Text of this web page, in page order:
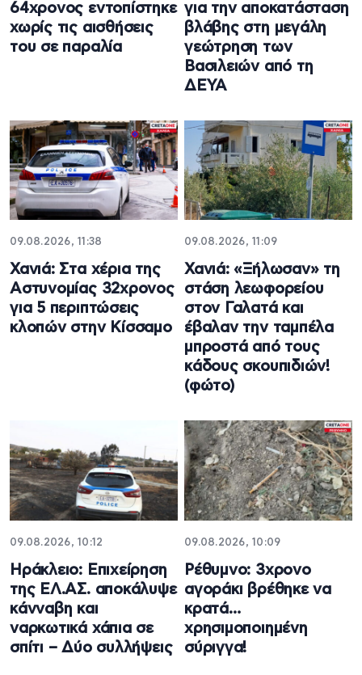
64χρονος εντοπίστηκε
χωρίς τις αισθήσεις
του σε παραλία
για την αποκατάσταση
βλάβης στη μεγάλη
γεώτρηση των
Βασιλειών από τη
ΔΕΥΑ
09.08.2026, 11:38
Χανιά: Στα χέρια της
Αστυνομίας 32χρονος
για 5 περιπτώσεις
κλοπών στην Κίσσαμο
09.08.2026, 11:09
Χανιά: «Ξήλωσαν» τη
στάση λεωφορείου
στον Γαλατά και
έβαλαν την ταμπέλα
μπροστά από τους
κάδους σκουπιδιών!
(φώτο)
09.08.2026, 10:12
Ηράκλειο: Επιχείρηση
της ΕΛ.ΑΣ. αποκάλυψε
κάνναβη και
ναρκωτικά χάπια σε
σπίτι – Δύο συλλήψεις
09.08.2026, 10:09
Ρέθυμνο: 3χρονο
αγοράκι βρέθηκε να
κρατά…
χρησιμοποιημένη
σύριγγα!